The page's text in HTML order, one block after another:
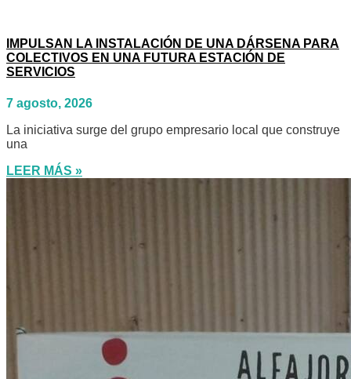
IMPULSAN LA INSTALACIÓN DE UNA DÁRSENA PARA
COLECTIVOS EN UNA FUTURA ESTACIÓN DE
SERVICIOS
7 agosto, 2026
La iniciativa surge del grupo empresario local que construye
una
LEER MÁS »